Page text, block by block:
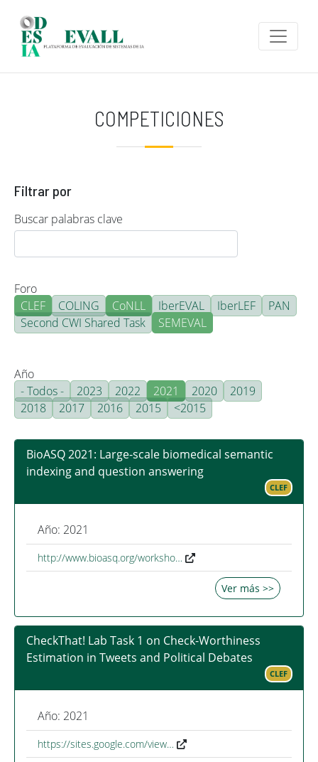
COMPETICIONES
Filtrar por
Buscar palabras clave
Foro
CLEF
COLING CoNLL IberEVAL IberLEF
PAN
Second CWI Shared Task
SEMEVAL
Año
- Todos -
2023 2022 2021 2020
2019
2018
2017 2016 2015 <2015
BioASQ 2021: Large-scale biomedical semantic
indexing and question answering
CLEF
Año: 2021
http://www.bioasq.org/worksho…
Ver más >>
CheckThat! Lab Task 1 on Check-Worthiness
Estimation in Tweets and Political Debates
CLEF
Año: 2021
https://sites.google.com/view…